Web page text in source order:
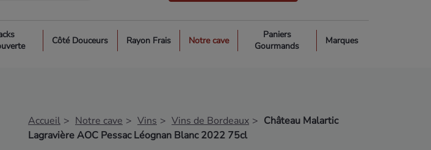
Côté Douceurs Rayon Frais Notre cave
Paniers
Gourmands
Marques
Accueil Notre cave Vins Vins de Bordeaux
Château Malartic
Lagravière AOC Pessac Léognan Blanc 2022 75cl